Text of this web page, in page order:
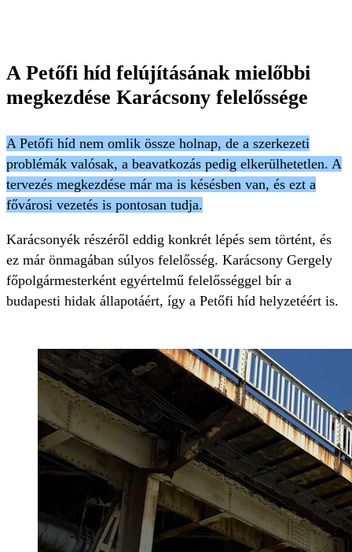
A Petőfi híd felújításának mielőbbi
megkezdése Karácsony felelőssége
A Petőfi híd nem omlik össze holnap, de a szerkezeti
problémák valósak, a beavatkozás pedig elkerülhetetlen. A
tervezés megkezdése már ma is késésben van, és ezt a
fővárosi vezetés is pontosan tudja.
Karácsonyék részéről eddig konkrét lépés sem történt, és
ez már önmagában súlyos felelősség. Karácsony Gergely
főpolgármesterként egyértelmű felelősséggel bír a
budapesti hidak állapotáért, így a Petőfi híd helyzetéért is.